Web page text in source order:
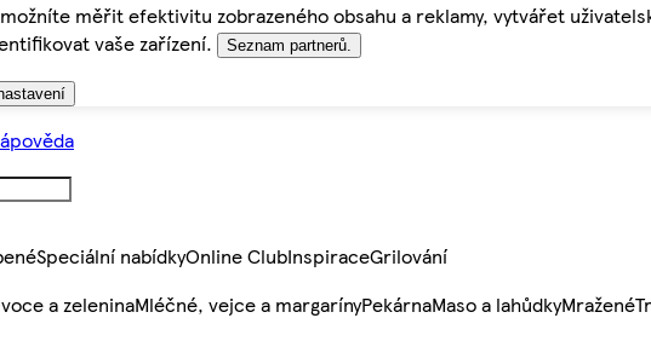
měřit efektivitu zobrazeného obsahu a reklamy, vytvářet
vaše zařízení.
Seznam partnerů.
Speciální nabídkyOnline ClubInspiraceGrilování
a zeleninaMléčné, vejce a margarínyPekárnaMaso a lahůdkyMražené